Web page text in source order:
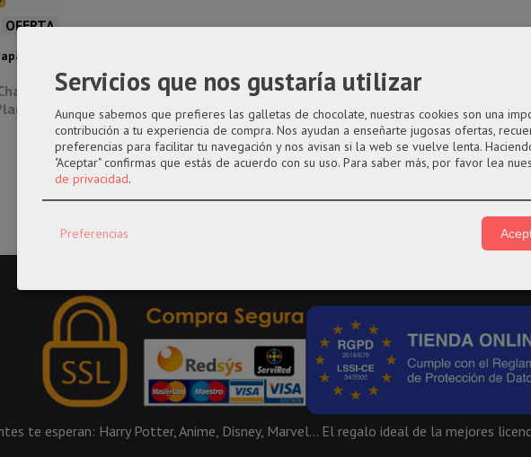
OFERTA
te esperan: Harry Potter, Anime, Disney, Marvel... El regalo ideal de la mejores
Servicios que nos gustaría utilizar
Aunque sabemos que prefieres las galletas de chocolate, nuestras cookies son una
contribución a tu experiencia de compra. Nos ayudan a enseñarte jugosas ofertas,
preferencias para facilitar tu navegación y nos avisan si la web se vuelve lenta.
"Aceptar" confirmas que estás de acuerdo con su uso. Para saber más, por favor lea
de privacidad.
Preferencias